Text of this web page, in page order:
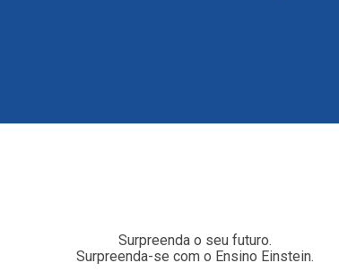
Surpreenda o seu futuro.
Surpreenda-se com o Ensino Einstein.